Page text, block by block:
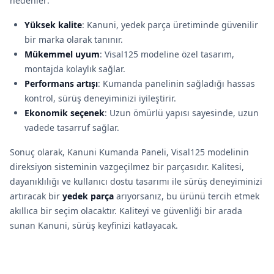
Yüksek kalite: Kanuni, yedek parça üretiminde güvenilir
bir marka olarak tanınır.
Mükemmel uyum: Visal125 modeline özel tasarım,
montajda kolaylık sağlar.
Performans artışı: Kumanda panelinin sağladığı hassas
kontrol, sürüş deneyiminizi iyileştirir.
Ekonomik seçenek: Uzun ömürlü yapısı sayesinde, uzun
vadede tasarruf sağlar.
Sonuç olarak, Kanuni Kumanda Paneli, Visal125 modelinin
direksiyon sisteminin vazgeçilmez bir parçasıdır. Kalitesi,
dayanıklılığı ve kullanıcı dostu tasarımı ile sürüş deneyiminizi
artıracak bir yedek parça arıyorsanız, bu ürünü tercih etmek
akıllıca bir seçim olacaktır. Kaliteyi ve güvenliği bir arada
sunan Kanuni, sürüş keyfinizi katlayacak.